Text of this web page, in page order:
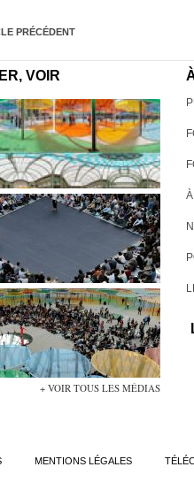
PRÉCÉDENT
VOIR
+ VOIR TOUS LES MÉDIAS
MENTIONS LÉGALES